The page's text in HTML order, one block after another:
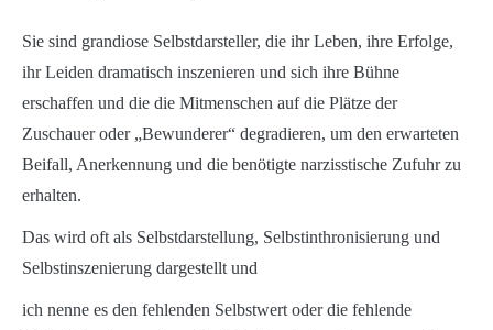
Sie sind grandiose Selbstdarsteller, die ihr Leben, ihre Erfolge,
ihr Leiden dramatisch inszenieren und sich ihre Bühne
erschaffen und die die Mitmenschen auf die Plätze der
Zuschauer oder „Bewunderer“ degradieren, um den erwarteten
Beifall, Anerkennung und die benötigte narzisstische Zufuhr zu
erhalten.
Das wird oft als Selbstdarstellung, Selbstinthronisierung und
Selbstinszenierung dargestellt und
ich nenne es den fehlenden Selbstwert oder die fehlende